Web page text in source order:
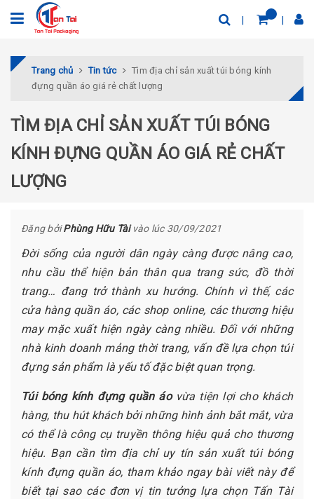
Trang chủ Tin tức
Tìm địa chỉ sản xuất túi bóng kính
đựng quần áo giá rẻ chất lượng
TÌM ĐỊA CHỈ SẢN XUẤT TÚI BÓNG
KÍNH ĐỰNG QUẦN ÁO GIÁ RẺ CHẤT
LƯỢNG
Đăng bởiPhùng Hữu Tàivào lúc 30/09/2021
Đời sống của người dân ngày càng được nâng cao,
nhu cầu thể hiện bản thân qua trang sức, đồ thời
trang… đang trở thành xu hướng. Chính vì thế, các
cửa hàng quần áo, các shop online, các thương hiệu
may mặc xuất hiện ngày càng nhiều. Đối với những
nhà kinh doanh mảng thời trang, vấn đề lựa chọn túi
đựng sản phẩm là yếu tố đặc biệt quan trọng.
Túi bóng kính đựng quần áovừa tiện lợi cho khách
hàng, thu hút khách bởi những hình ảnh bắt mắt, vừa
có thể là công cụ truyền thông hiệu quả cho thương
hiệu. Bạn cần tìm địa chỉ uy tín sản xuất túi bóng
kính đựng quần áo, tham khảo ngay bài viết này để
biết tại sao các đơn vị tin tưởng lựa chọn Tấn Tài